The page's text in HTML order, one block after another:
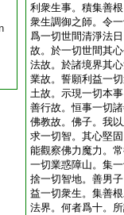
利衆生事。積集善
衆生調御之師。令
爲一切世間清淨法
故。於一切世間其
法故。於諸境界其
業故。誓願利益一
土故。示現一切本
善行故。恒事一切
佛教故。佛子。我
求一切智。其心堅
能觀察佛力魔力。
一切業惑障山。集
捨一切智地。善男
益一切衆生。集善
法界。何者爲十。